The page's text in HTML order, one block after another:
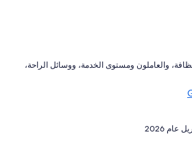
عناصر نالت الإعجاب: ⁦النظافة⁩، و⁦العاملون ومستوى الخدمة⁩، و⁦وسائل الراحة⁩،